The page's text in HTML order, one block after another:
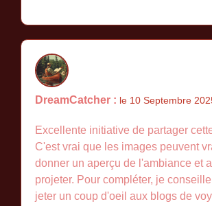
DreamCatcher : le 10 Septembre
Excellente initiative de partager
C'est vrai que les images peuvent
donner un aperçu de l'ambiance et
projeter. Pour compléter, je
jeter un coup d'oeil aux blogs de